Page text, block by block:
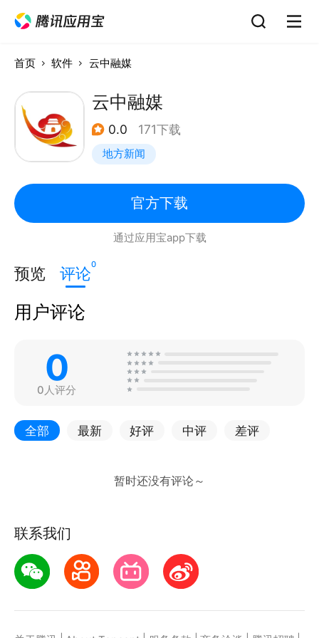
首页 软件 云中融媒
云中融媒
0.0 171下载
地方新闻
官方下载
通过应用宝app下载
预览 评论0
用户评论
0
0人评分
全部 最新 好评 中评 差评
联系我们